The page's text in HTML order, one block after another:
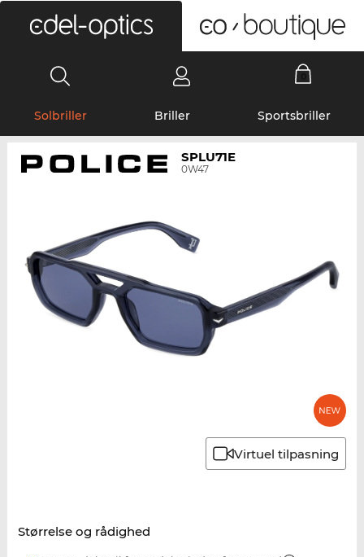
Solbriller Briller Sportsbriller
SPLU71E
0W47
Virtuel tilpasning
Størrelse og rådighed